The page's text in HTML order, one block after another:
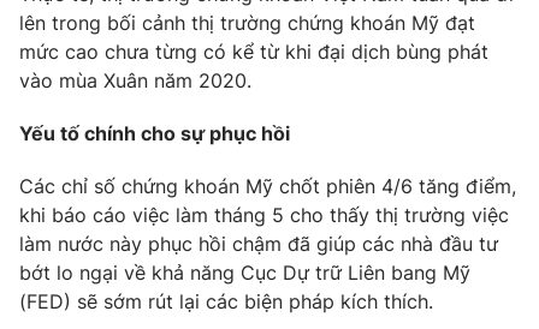
lên trong bối cảnh thị trường chứng khoán Mỹ đạt
mức cao chưa từng có kể từ khi đại dịch bùng phát
vào mùa Xuân năm 2020.
Yếu tố chính cho sự phục hồi
Các chỉ số chứng khoán Mỹ chốt phiên 4/6 tăng điểm,
khi báo cáo việc làm tháng 5 cho thấy thị trường việc
làm nước này phục hồi chậm đã giúp các nhà đầu tư
bớt lo ngại về khả năng Cục Dự trữ Liên bang Mỹ
(FED) sẽ sớm rút lại các biện pháp kích thích.